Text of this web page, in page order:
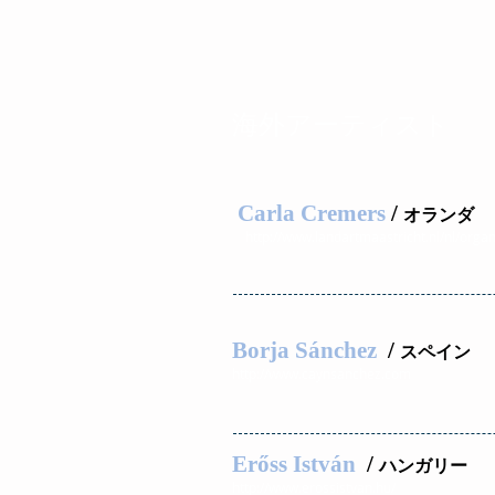
Carla Cremers / オランダ
Borja Sánchez / スペイン
Erőss István /ハンガリー